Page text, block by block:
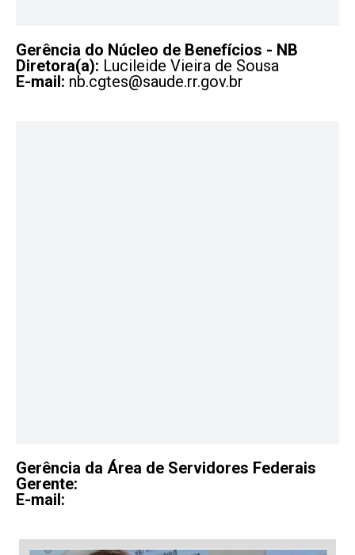
Gerência do Núcleo de Benefícios - NB
Diretora(a): Lucileide Vieira de Sousa
E-mail: nb.cgtes@saude.rr.gov.br
Gerência da Área de Servidores Federais
Gerente:
E-mail: